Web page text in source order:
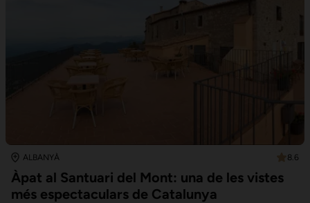
ALBANYÀ 8.6
Àpat al Santuari del Mont: una de les vistes
més espectaculars de Catalunya